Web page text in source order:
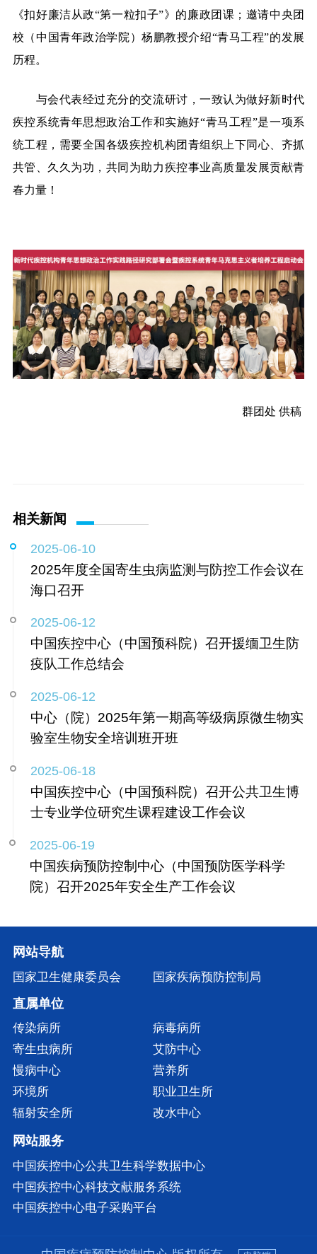
《扣好廉洁从政“第一粒扣子”》的廉政团课；邀请中央团
校（中国青年政治学院）杨鹏教授介绍“青马工程”的发展
历程。
与会代表经过充分的交流研讨，一致认为做好新时代
疾控系统青年思想政治工作和实施好“青马工程”是一项系
统工程，需要全国各级疾控机构团青组织上下同心、齐抓
共管、久久为功，共同为助力疾控事业高质量发展贡献青
春力量！
群团处 供稿
相关新闻
2025-06-10
2025年度全国寄生虫病监测与防控工作会议在
海口召开
2025-06-12
中国疾控中心（中国预科院）召开援缅卫生防
疫队工作总结会
2025-06-12
中心（院）2025年第一期高等级病原微生物实
验室生物安全培训班开班
2025-06-18
中国疾控中心（中国预科院）召开公共卫生博
士专业学位研究生课程建设工作会议
2025-06-19
中国疾病预防控制中心（中国预防医学科学
院）召开2025年安全生产工作会议
网站导航
国家卫生健康委员会 国家疾病预防控制局
直属单位
传染病所
病毒病所
寄生虫病所
艾防中心
慢病中心
营养所
环境所
职业卫生所
辐射安全所
改水中心
网站服务
中国疾控中心公共卫生科学数据中心
中国疾控中心科技文献服务系统
中国疾控中心电子采购平台